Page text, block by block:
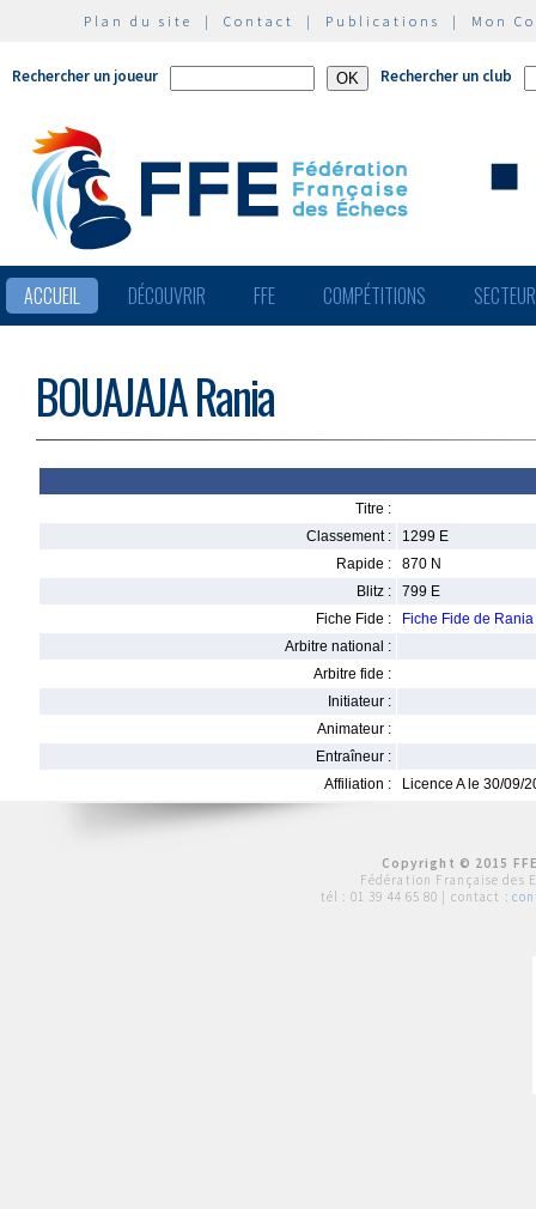
Plan du site | Contact | Publications | Mon
Rechercher un joueur Rechercher un club
ACCUEIL DÉCOUVRIR FFE COMPÉTITIONS
BOUAJAJA Rania
Titre :
Classement :
1299 E
Rapide :
870 N
Blitz :
799 E
Fiche Fide :
Fiche Fide de
Arbitre national :
Arbitre fide :
Initiateur :
Animateur :
Entraîneur :
Affiliation :
Licence A le 30/09/
Copyright © 2015
Fédération Française des
tél : 01 39 44 65 80 | contact :